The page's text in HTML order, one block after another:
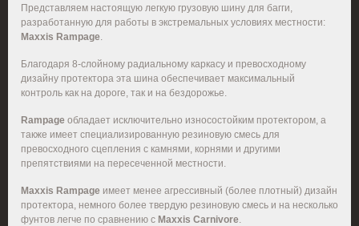
Представляем настоящую легкую грузовую шину для багги,
разработанную для работы в экстремальных условиях местности:
Maxxis Rampage.
Благодаря 8-слойному радиальному каркасу и превосходному
дизайну протектора эта шина обеспечивает максимальный
контроль как на дороге, так и на бездорожье.
Rampage обладает исключительно износостойким протектором, а
также имеет специализированную резиновую смесь для
превосходного сцепления с камнями, корнями и другими
препятствиями на пересеченной местности.
Maxxis Rampage имеет менее агрессивный (более плотный) дизайн
протектора, немного более твердую резиновую смесь и на несколько
фунтов легче по сравнению с Maxxis Carnivore.